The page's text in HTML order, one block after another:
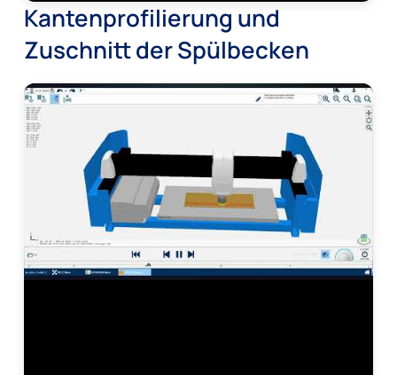
Kantenprofilierung und
Zuschnitt der Spülbecken